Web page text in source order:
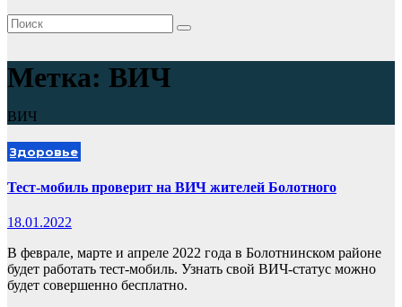
Метка: ВИЧ
ВИЧ
Здоровье
Тест-мобиль проверит на ВИЧ жителей Болотного
18.01.2022
В феврале, марте и апреле 2022 года в Болотнинском районе
будет работать тест-мобиль. Узнать свой ВИЧ-статус можно
будет совершенно бесплатно.